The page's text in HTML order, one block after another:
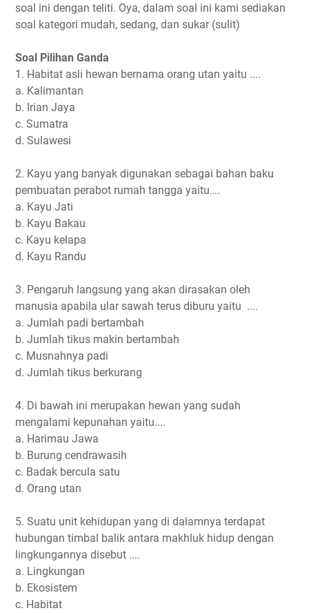
soal ini dengan teliti. Oya, dalam soal ini kami sediakan
soal kategori mudah, sedang, dan sukar (sulit)
Soal Pilihan Ganda
1. Habitat asli hewan bernama orang utan yaitu ....
a. Kalimantan
b. Irian Jaya
c. Sumatra
d. Sulawesi
2. Kayu yang banyak digunakan sebagai bahan baku
pembuatan perabot rumah tangga yaitu….
a. Kayu Jati
b. Kayu Bakau
c. Kayu kelapa
d. Kayu Randu
3. Pengaruh langsung yang akan dirasakan oleh
manusia apabila ular sawah terus diburu yaitu ....
a. Jumlah padi bertambah
b. Jumlah tikus makin bertambah
c. Musnahnya padi
d. Jumlah tikus berkurang
4. Di bawah ini merupakan hewan yang sudah
mengalami kepunahan yaitu....
a. Harimau Jawa
b. Burung cendrawasih
c. Badak bercula satu
d. Orang utan
5. Suatu unit kehidupan yang di dalamnya terdapat
hubungan timbal balik antara makhluk hidup dengan
lingkungannya disebut ....
a. Lingkungan
b. Ekosistem
c. Habitat